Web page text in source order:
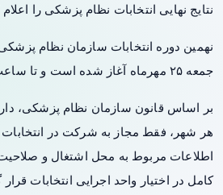
نتایج نهایی انتخابات نظام پزشکی را
جمعه ۲۵ مهرماه آغاز شده است و تا ساعت ۱۹ ادامه داشت.
بر اساس قانون سازمان نظام پزشکی،
هر شهر، فقط مجاز به شرکت در
اطلاعات مربوط به محل اشتغال و
کامل در اختیار واحد اجرایی انتخابات